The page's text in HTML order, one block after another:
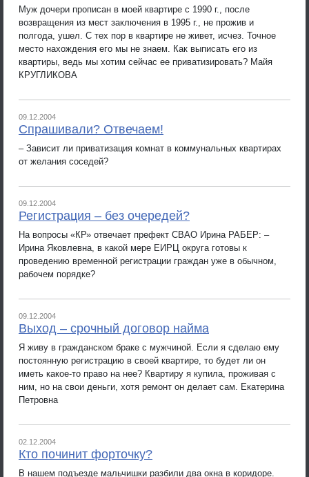
Муж дочери прописан в моей квартире с 1990 г., после
возвращения из мест заключения в 1995 г., не прожив и
полгода, ушел. С тех пор в квартире не живет, исчез. Точное
место нахождения его мы не знаем. Как выписать его из
квартиры, ведь мы хотим сейчас ее приватизировать? Майя
КРУГЛИКОВА
09.12.2004
Спрашивали? Отвечаем!
– Зависит ли приватизация комнат в коммунальных квартирах
от желания соседей?
09.12.2004
Регистрация – без очередей?
На вопросы «КР» отвечает префект СВАО Ирина РАБЕР: –
Ирина Яковлевна, в какой мере ЕИРЦ округа готовы к
проведению временной регистрации граждан уже в обычном,
рабочем порядке?
09.12.2004
Выход – срочный договор найма
Я живу в гражданском браке с мужчиной. Если я сделаю ему
постоянную регистрацию в своей квартире, то будет ли он
иметь какое-то право на нее? Квартиру я купила, проживая с
ним, но на свои деньги, хотя ремонт он делает сам. Екатерина
Петровна
02.12.2004
Кто починит форточку?
В нашем подъезде мальчишки разбили два окна в коридоре.